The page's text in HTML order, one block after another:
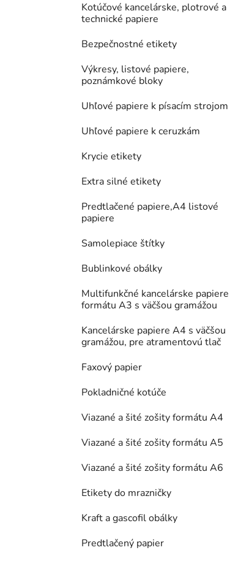
Kotúčové kancelárske, plotrové a
technické papiere
Bezpečnostné etikety
Výkresy, listové papiere,
poznámkové bloky
Uhľové papiere k písacím strojom
Uhľové papiere k ceruzkám
Krycie etikety
Extra silné etikety
Predtlačené papiere,A4 listové
papiere
Samolepiace štítky
Bublinkové obálky
Multifunkčné kancelárske papiere
formátu A3 s väčšou gramážou
Kancelárske papiere A4 s väčšou
gramážou, pre atramentovú tlač
Faxový papier
Pokladničné kotúče
Viazané a šité zošity formátu A4
Viazané a šité zošity formátu A5
Viazané a šité zošity formátu A6
Etikety do mrazničky
Kraft a gascofil obálky
Predtlačený papier